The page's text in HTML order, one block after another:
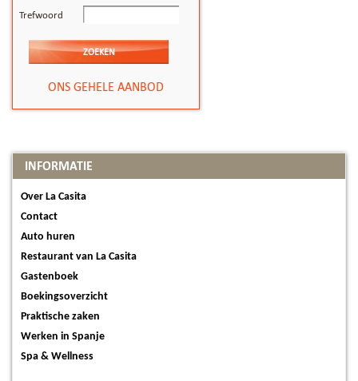
Trefwoord
ONS GEHELE AANBOD
INFORMATIE
Over La Casita
Contact
Auto huren
Restaurant van La Casita
Gastenboek
Boekingsoverzicht
Praktische zaken
Werken in Spanje
Spa & Wellness